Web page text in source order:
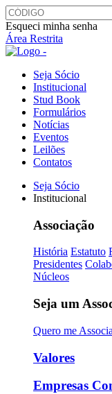
Esqueci minha senha
Área Restrita
Seja Sócio
Institucional
Stud Book
Formulários
Notícias
Eventos
Leilões
Contatos
Seja Sócio
Institucional
Associação
História Estatuto
Presidentes
Núcleos
Seja um
Quero me
Valores
Empresas